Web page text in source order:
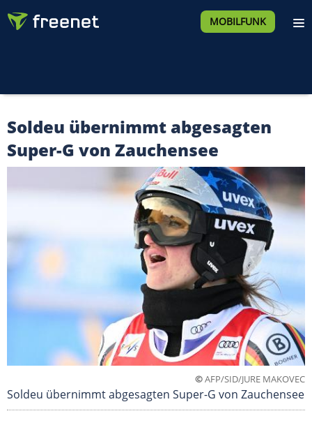
MOBILFUNK
Soldeu übernimmt abgesagten
Super-G von Zauchensee
©AFP/SID/JURE MAKOVEC
Soldeu übernimmt abgesagten Super-G von Zauchensee